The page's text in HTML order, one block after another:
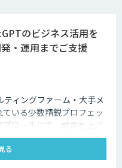
のビジネス活用を
・運用までご支援
ィングファーム・大手メ
いる少数精鋭プロフェッ
プローチにて、成果を上げ
』『低予算』でご提供可
る